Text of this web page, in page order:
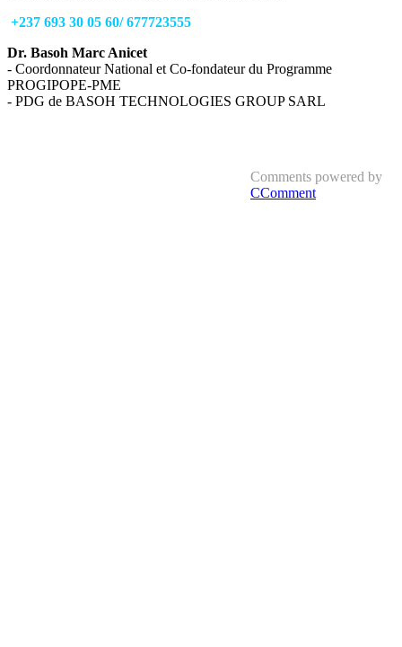
+237 693 30 05 60/ 677723555
Dr. Basoh Marc Anicet
- Coordonnateur National et Co-fondateur du Programme
PROGIPOPE-PME
- PDG de BASOH TECHNOLOGIES GROUP SARL
Comments powered by
CComment